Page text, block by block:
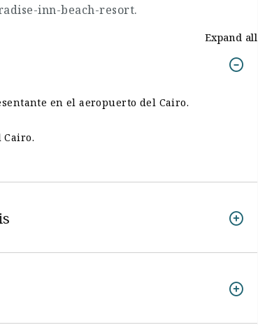
inn-beach-resort.
Expand all
en el aeropuerto del Cairo.